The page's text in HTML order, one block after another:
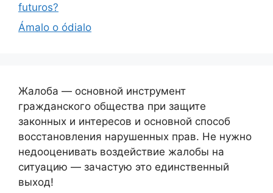
futuros?
Ámalo o ódialo
Жалоба — основной инструмент
гражданского общества при защите
законных и интересов и основной способ
восстановления нарушенных прав. Не нужно
недооценивать воздействие жалобы на
ситуацию — зачастую это единственный
выход!